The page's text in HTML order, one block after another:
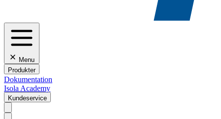
Menu
Produkter
Dokumentation
Isola Academy
Kundeservice